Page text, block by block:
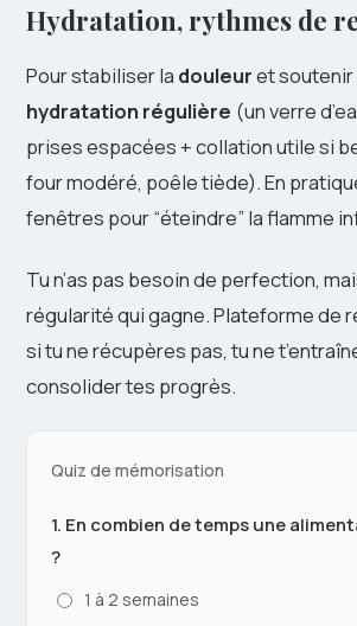
Hydratation, rythmes de
Pour stabiliser la douleuret soutenir
hydratation régulière (un verre
prises espacées + collation utile si
four modéré, poêle tiède). En
fenêtres pour “éteindre” la flamme
Tu n’as pas besoin de perfection,
régularité qui gagne. Plateforme de
si tu ne récupères pas, tu ne
consolider tes progrès.
Quiz de mémorisation
1. En combien de temps une
?
1 à 2 semaines